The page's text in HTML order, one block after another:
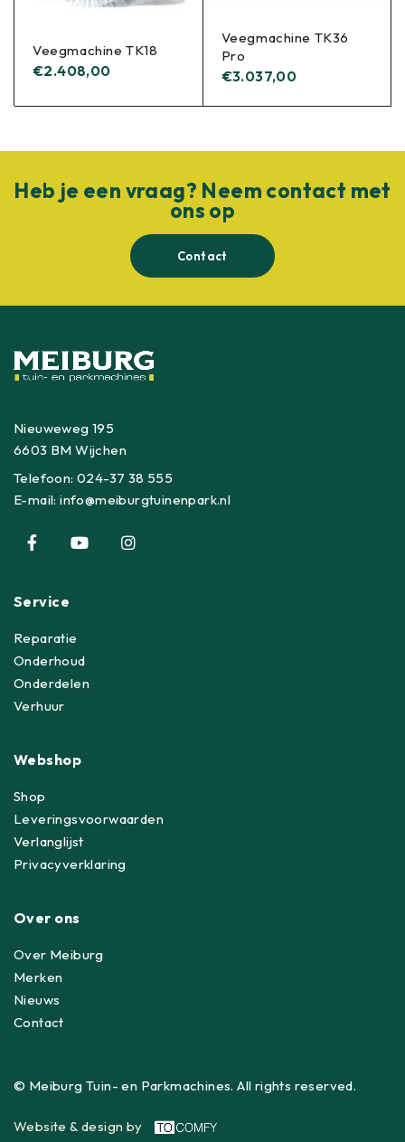
Veegmachine TK18
€2.408,00
Veegmachine TK36
Pro
€3.037,00
Heb je een vraag? Neem contact met
ons op
Contact
Nieuweweg 195
6603 BM Wijchen
Telefoon:024-37 38 555
E-mail:info@meiburgtuinenpark.nl
Service
Reparatie
Onderhoud
Onderdelen
Verhuur
Webshop
Shop
Leveringsvoorwaarden
Verlanglijst
Privacyverklaring
Over ons
Over Meiburg
Merken
Nieuws
Contact
© Meiburg Tuin- en Parkmachines. All rights reserved.
Website & design by